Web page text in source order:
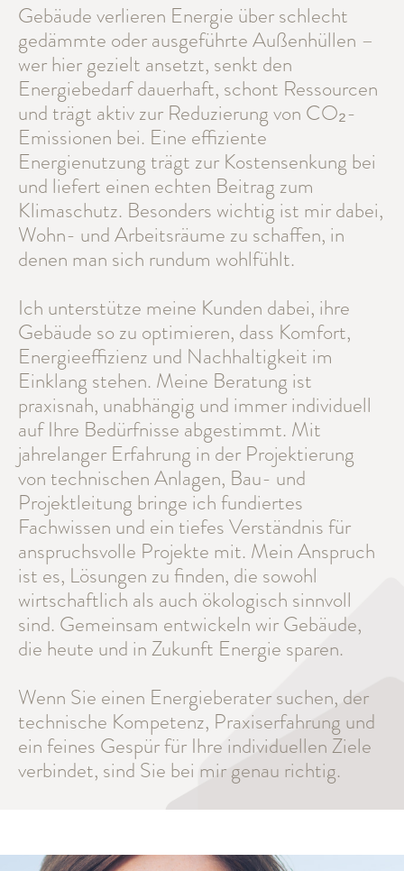
Gebäude verlieren Energie über schlecht
gedämmte oder ausgeführte Außenhüllen –
wer hier gezielt ansetzt, senkt den
Energiebedarf dauerhaft, schont Ressourcen
und trägt aktiv zur Reduzierung von CO₂-
Emissionen bei. Eine effiziente
Energienutzung trägt zur Kostensenkung bei
und liefert einen echten Beitrag zum
Klimaschutz. Besonders wichtig ist mir dabei,
Wohn- und Arbeitsräume zu schaffen, in
denen man sich rundum wohlfühlt.
Ich unterstütze meine Kunden dabei, ihre
Gebäude so zu optimieren, dass Komfort,
Energieeffizienz und Nachhaltigkeit im
Einklang stehen. Meine Beratung ist
praxisnah, unabhängig und immer individuell
auf Ihre Bedürfnisse abgestimmt. Mit
jahrelanger Erfahrung in der Projektierung
von technischen Anlagen, Bau- und
Projektleitung bringe ich fundiertes
Fachwissen und ein tiefes Verständnis für
anspruchsvolle Projekte mit. Mein Anspruch
ist es, Lösungen zu finden, die sowohl
wirtschaftlich als auch ökologisch sinnvoll
sind. Gemeinsam entwickeln wir Gebäude,
die heute und in Zukunft Energie sparen.
Wenn Sie einen Energieberater suchen, der
technische Kompetenz, Praxiserfahrung und
ein feines Gespür für Ihre individuellen Ziele
verbindet, sind Sie bei mir genau richtig.